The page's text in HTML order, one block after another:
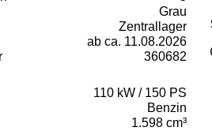
Grau
Zentrallager
ab ca. 11.08.2026
360682
110 kW / 150 PS
Benzin
1.598 cm³